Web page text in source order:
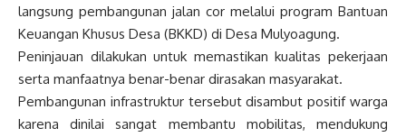
langsung pembangunan jalan cor melalui program Bantuan
Keuangan Khusus Desa (BKKD) di Desa Mulyoagung.
Peninjauan dilakukan untuk memastikan kualitas pekerjaan
serta manfaatnya benar-benar dirasakan masyarakat.
Pembangunan infrastruktur tersebut disambut positif warga
karena dinilai sangat membantu mobilitas, mendukung